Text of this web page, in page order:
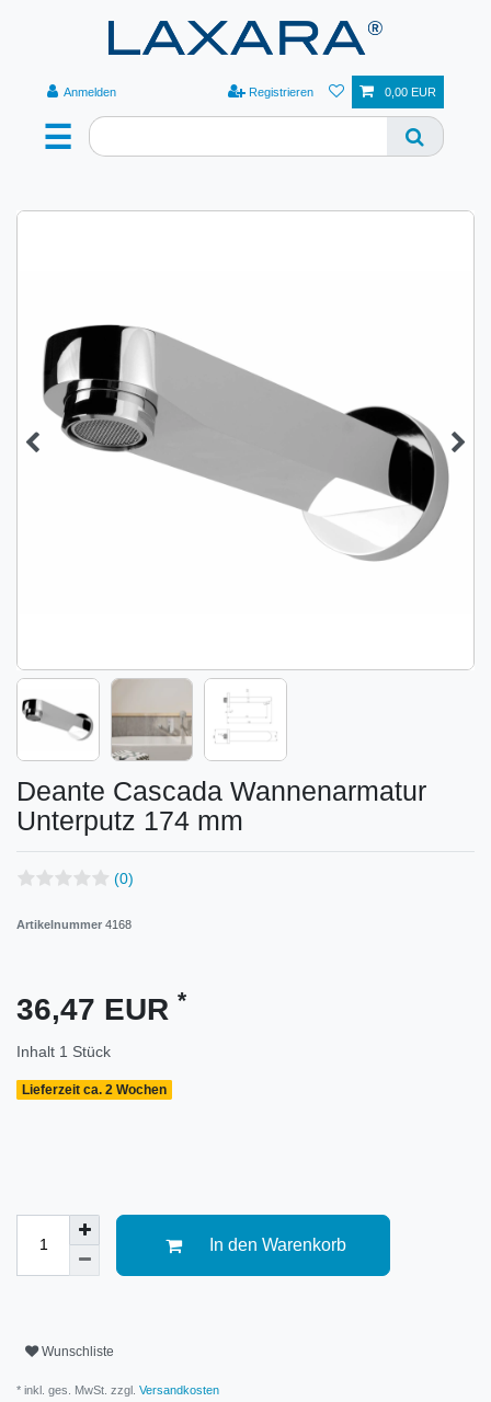
☰
Anmelden Registrieren 0,00 EUR
Deante Cascada Wannenarmatur
Unterputz 174 mm
(0)
Artikelnummer 4168
36,47 EUR *
Inhalt 1 Stück
Lieferzeit ca. 2 Wochen
In den Warenkorb
Wunschliste
* inkl. ges. MwSt. zzgl. Versandkosten